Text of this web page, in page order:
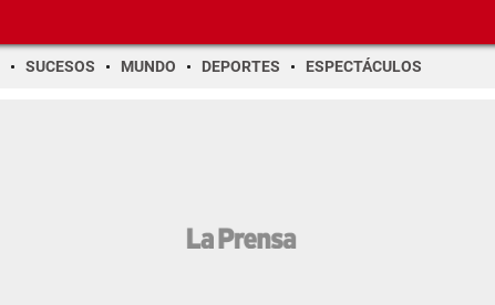
SUCESOS MUNDO DEPORTES ESPECTÁCULOS